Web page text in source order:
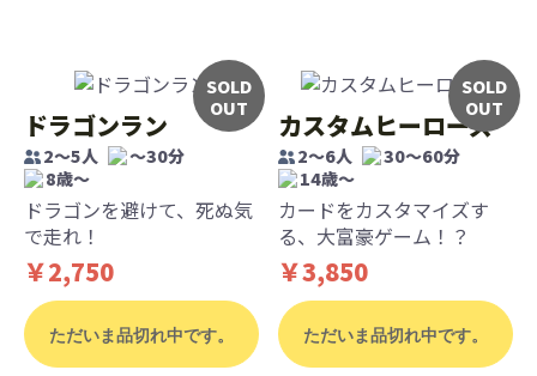
SOLD
OUT
ドラゴンラン
2～5人
～30分
8歳〜
ドラゴンを避けて、死ぬ気
で走れ！
￥2,750
ただいま品切れ中です。
SOLD
OUT
カスタムヒーローズ
2～6人
30～60分
14歳〜
カードをカスタマイズす
る、大富豪ゲーム！？
￥3,850
ただいま品切れ中です。